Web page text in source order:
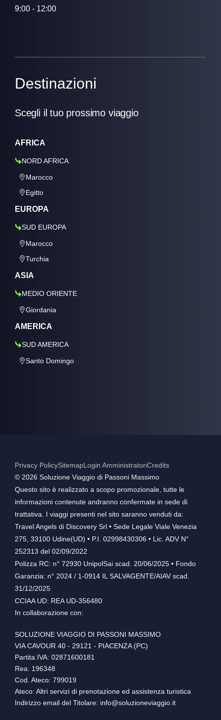
9:00 - 12:00
Destinazioni
Scegli il tuo prossimo viaggio
AFRICA
NORD AFRICA
Marocco
Egitto
EUROPA
SUD EUROPA
Marocco
Turchia
ASIA
MEDIO ORIENTE
Giordania
AMERICA
SUD AMERICA
Santo Domingo
Privacy PolicySitemapLogin AmministratoriCredits
©️ 2026 Soluzione Viaggio di Passoni Massimo
Questo sito è realizzato a scopo promozionale, tutte le
informazioni contenute andranno confermate in sede di
trattativa. I viaggi presenti nel sito saranno venduti da:
Travel Angels di Discovery Srl • Sede Legale Viale Venezia
275, 33100 Udine(UD) • P.I. 02998430306 • Lic. ADV N°
252313 del 02/09/2022
Polizza RC: n° 72930 UnipolSai scad. 20/06/2025 • Fondo
Garanzia: n° 2024 / 1-0914 IL SALVAGENTE/AIAV scad.
31/12/2025
CCIAA UD: REA UD-356480
In collaborazione con:
SOLUZIONE VIAGGIO DI PASSONI MASSIMO
VIA CAVOUR 40 - 29121 - PIACENZA (PC)
Partita IVA: 02871600181
Rea: 196348
Cod. Ateco: 799019
Ateco: Altri servizi di prenotazione ed assistenza turistica
Indirizzo email del Titolare: info@soluzioneviaggio.it